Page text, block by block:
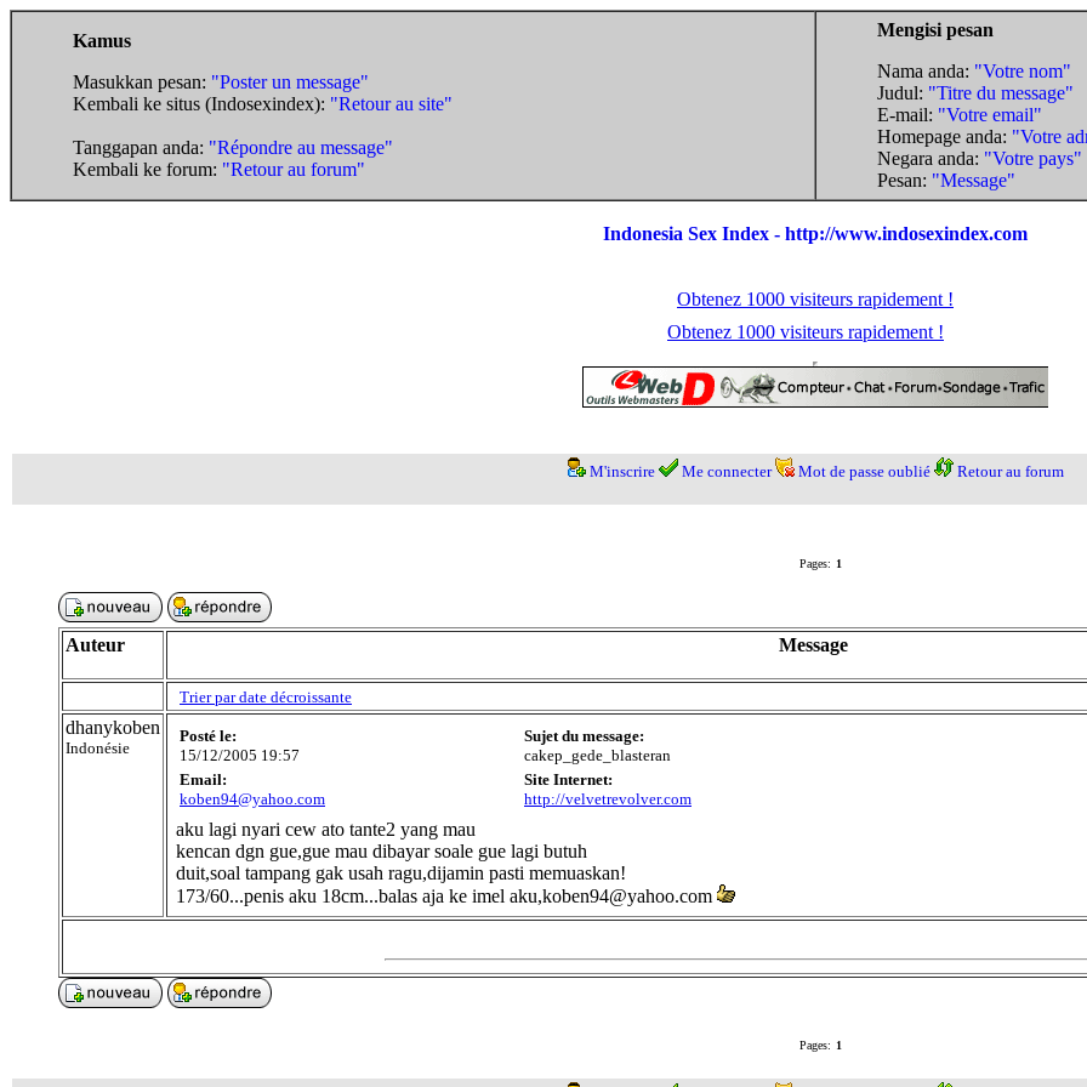
Kamus
Masukkan pesan: "Poster un message"
Kembali ke situs (Indosexindex): "Retour au site"
Tanggapan anda: "Répondre au message"
Kembali ke forum: "Retour au forum"
Mengisi pesan
Nama anda: "Votre nom"
Judul: "Titre du message"
E-mail: "Votre email"
Homepage anda: "Votre
Negara anda: "Votre pays"
Pesan: "Message"
Indonesia Sex Index - http://www.indosexindex.com
Obtenez 1000 visiteurs rapidement !
Obtenez 1000 visiteurs rapidement !
M'inscrire Me connecter Mot de passe oublié Retour au forum
Pages: 1
Auteur Message
Trier par date décroissante
dhanykoben
Indonésie
Posté le:
15/12/2005 19:57
Sujet du message:
cakep_gede_blasteran
Email:
koben94@yahoo.com
Site Internet:
http://velvetrevolver.com
aku lagi nyari cew ato tante2 yang mau
kencan dgn gue,gue mau dibayar soale gue lagi butuh
duit,soal tampang gak usah ragu,dijamin pasti memuaskan!
173/60...penis aku 18cm...balas aja ke imel aku,koben94@yahoo.com
Pages: 1